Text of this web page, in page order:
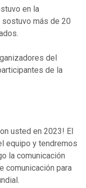
en la
más de 20
del
de la
usted en 2023! El
equipo y tendremos
la comunicación
comunicación para